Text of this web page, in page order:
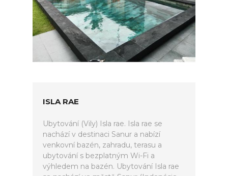
ISLA RAE
Ubytování (Vily) Isla rae. Isla rae se
nachází v destinaci Sanur a nabízí
venkovní bazén, zahradu, terasu a
ubytování s bezplatným Wi-Fi a
výhledem na bazén. Ubytování Isla rae